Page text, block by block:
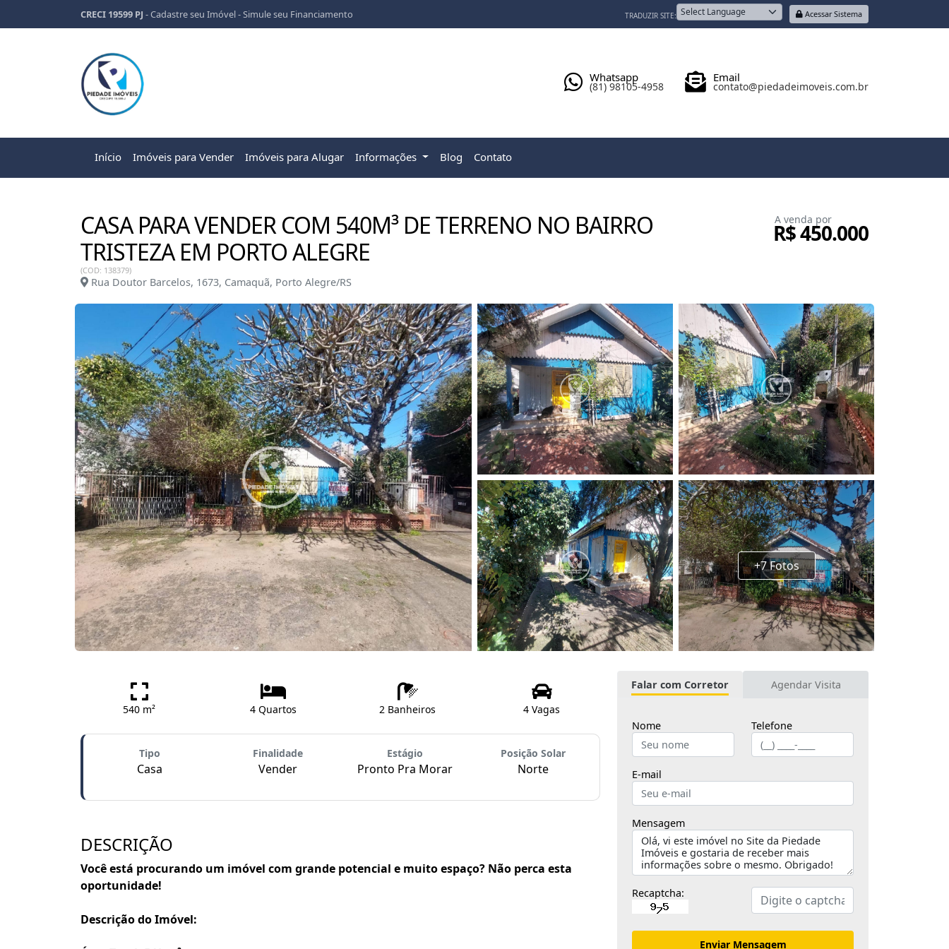
CRECI 19599 PJ -Cadastre seu Imóvel-Simule seu Financiamento Acessar Sistema
TRADUZIR SITE:
Email
contato@piedadeimoveis.com.br
Whatsapp
(81) 98105-4958
Início Imóveis para Vender Imóveis para Alugar Informações Blog Contato
CASA PARA VENDER COM 540M³ DE TERRENO NO BAIRRO
TRISTEZA EM PORTO ALEGRE
(COD: 138379)
Rua Doutor Barcelos, 1673, Camaquã, Porto Alegre/RS
A venda por
R$ 450.000
+7 Fotos
540 m² 4 Quartos 2 Banheiros 4 Vagas
Tipo
Casa
Finalidade
Vender
Estágio
Pronto Pra Morar
Posição Solar
Norte
DESCRIÇÃO
Você está procurando um imóvel com grande potencial e muito espaço? Não perca esta
oportunidade!
Descrição do Imóvel:
Falar com Corretor Agendar Visita
Nome Telefone
E-mail
Mensagem
Recaptcha:
Enviar Mensagem